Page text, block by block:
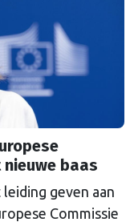
baas
geven aan
Commissie